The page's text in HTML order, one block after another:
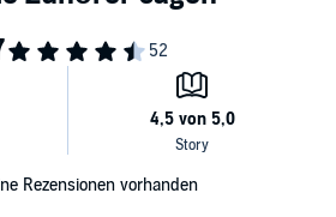
Rezensionen vorhanden